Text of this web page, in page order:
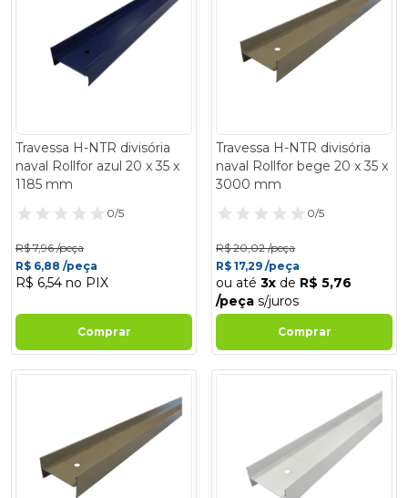
Travessa H-NTR divisória
naval Rollfor azul 20 x 35 x
1185 mm
0/5
R$ 7,96 /peça
R$ 6,88 /peça
R$ 6,54 no PIX
Comprar
Travessa H-NTR divisória
naval Rollfor bege 20 x 35 x
3000 mm
0/5
R$ 20,02 /peça
R$ 17,29 /peça
ou até 3x de R$ 5,76
/peça s/juros
Comprar
- 14% - 14%